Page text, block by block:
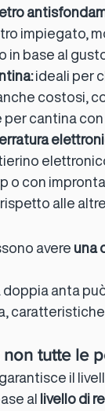
impiegato,
in base al
ideali per
costosi,
per cantina
o con
alle
avere una
doppia anta
non tutte le
garantisce il
al livello di